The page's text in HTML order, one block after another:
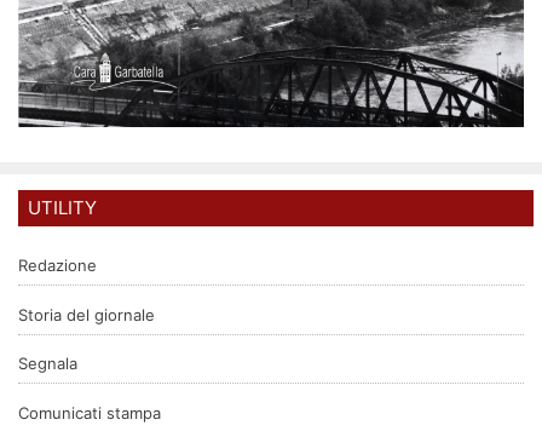
UTILITY
Redazione
Storia del giornale
Segnala
Comunicati stampa